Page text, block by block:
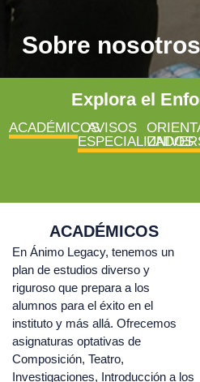
Sobre nosotros
Explora el
ACADÉMICOSAVISOS
ESPECIALIZADOS
ACADÉMICOS
En Ánimo Legacy, tenemos un
plan de estudios diverso y
riguroso que prepara a los
alumnos para el éxito en el
instituto y más allá. Ofrecemos
asignaturas optativas de
Composición, Teatro,
Investigaciones, Introducción a los